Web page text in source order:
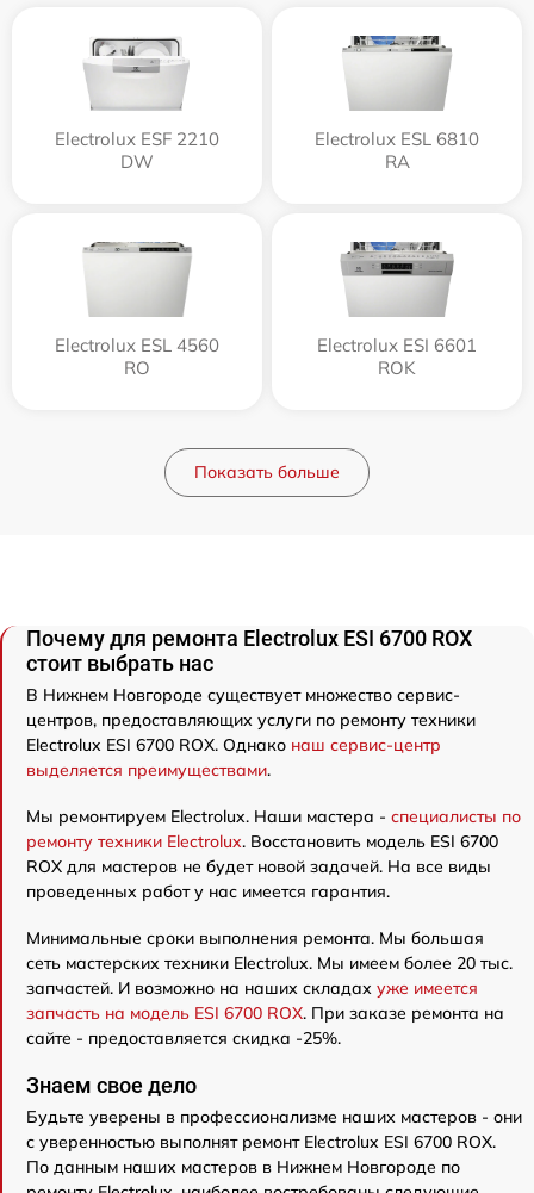
Electrolux ESF 2210
DW
Electrolux ESL 6810
RA
Electrolux ESL 4560
RO
Electrolux ESI 6601
ROK
Показать больше
Почему для ремонта Electrolux ESI 6700 ROX
стоит выбрать нас
В Нижнем Новгороде существует множество сервис-
центров, предоставляющих услуги по ремонту техники
Electrolux ESI 6700 ROX. Однако наш сервис-центр
выделяется преимуществами.
Мы ремонтируем Electrolux. Наши мастера - специалисты по
ремонту техники Electrolux. Восстановить модель ESI 6700
ROX для мастеров не будет новой задачей. На все виды
проведенных работ у нас имеется гарантия.
Минимальные сроки выполнения ремонта. Мы большая
сеть мастерских техники Electrolux. Мы имеем более 20 тыс.
запчастей. И возможно на наших складах уже имеется
запчасть на модель ESI 6700 ROX. При заказе ремонта на
сайте - предоставляется скидка -25%.
Знаем свое дело
Будьте уверены в профессионализме наших мастеров - они
с уверенностью выполнят ремонт Electrolux ESI 6700 ROX.
По данным наших мастеров в Нижнем Новгороде по